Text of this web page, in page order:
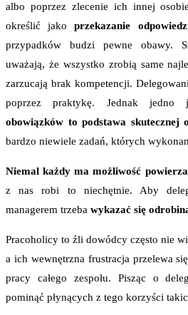
albo poprzez zlecenie ich innej
określić jakoprzekazanie
przypadków budzi pewne obawy.
uważają, że wszystko zrobią same
zarzucają brak kompetencji.
poprzez praktykę. Jednak jedno
obowiązków to podstawa skutecznej
bardzo niewiele zadań, których
Niemal każdy ma możliwość
z nas robi to niechętnie. Aby
managerem trzeba wykazać się
Pracoholicy to źli dowódcy często nie
a ich wewnętrzna frustracja przelewa
pracy całego zespołu. Pisząc o
pominąć płynących z tego korzyści